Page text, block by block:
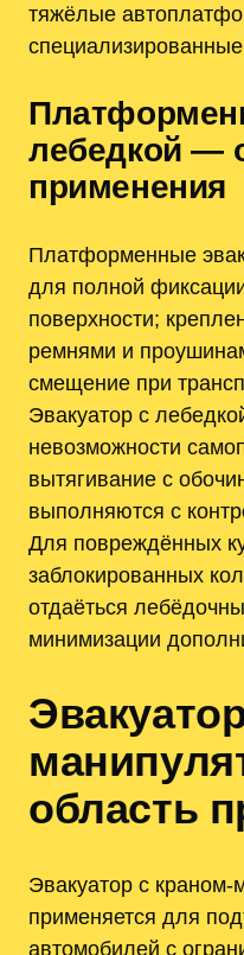
тяжёлые
лебедкой —
применения
Платформенные
для полной
поверхности;
ремнями и
смещение при
Эвакуатор с
невозможности
вытягивание с
выполняются с
Для повреждённых
заблокированных
отдаёться
минимизации
область
Эвакуатор с
применяется для
автомобилей с